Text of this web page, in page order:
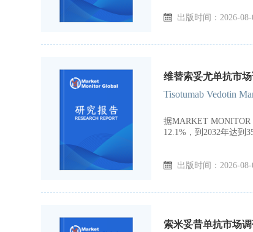
出版时间：2026-08-
维替索妥尤单抗市
Tisotumab Vedotin
据MARKET
12.1%，到2032年达到
出版时间：2026-08-
索米妥昔单抗市场